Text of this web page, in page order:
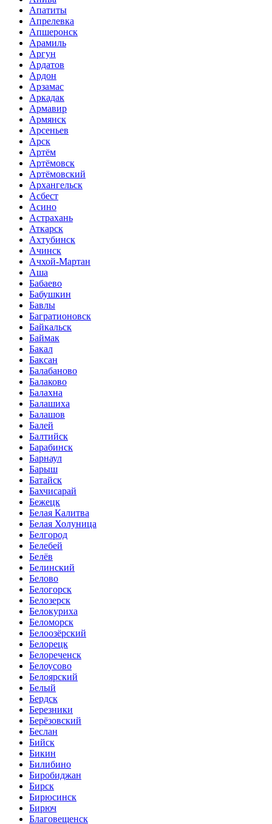
Апатиты
Апрелевка
Апшеронск
Арамиль
Аргун
Ардатов
Ардон
Арзамас
Аркадак
Армавир
Армянск
Арсеньев
Арск
Артём
Артёмовск
Артёмовский
Архангельск
Асбест
Асино
Астрахань
Аткарск
Ахтубинск
Ачинск
Ачхой-Мартан
Аша
Бабаево
Бабушкин
Бавлы
Багратионовск
Байкальск
Баймак
Бакал
Баксан
Балабаново
Балаково
Балахна
Балашиха
Балашов
Балей
Балтийск
Барабинск
Барнаул
Барыш
Батайск
Бахчисарай
Бежецк
Белая Калитва
Белая Холуница
Белгород
Белебей
Белёв
Белинский
Белово
Белогорск
Белозерск
Белокуриха
Беломорск
Белоозёрский
Белорецк
Белореченск
Белоусово
Белоярский
Белый
Бердск
Березники
Берёзовский
Беслан
Бийск
Бикин
Билибино
Биробиджан
Бирск
Бирюсинск
Бирюч
Благовещенск